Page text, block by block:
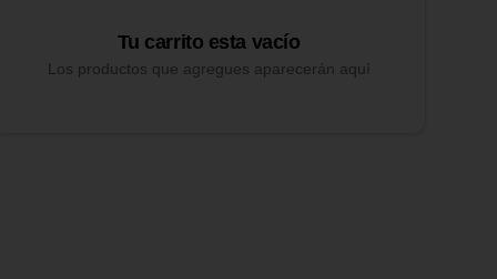
Tu carrito esta vacío
Los productos que agregues aparecerán aquí